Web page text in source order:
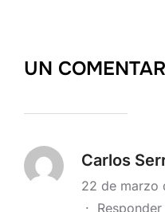
UN
Carlos
22 de marzo
· Responder